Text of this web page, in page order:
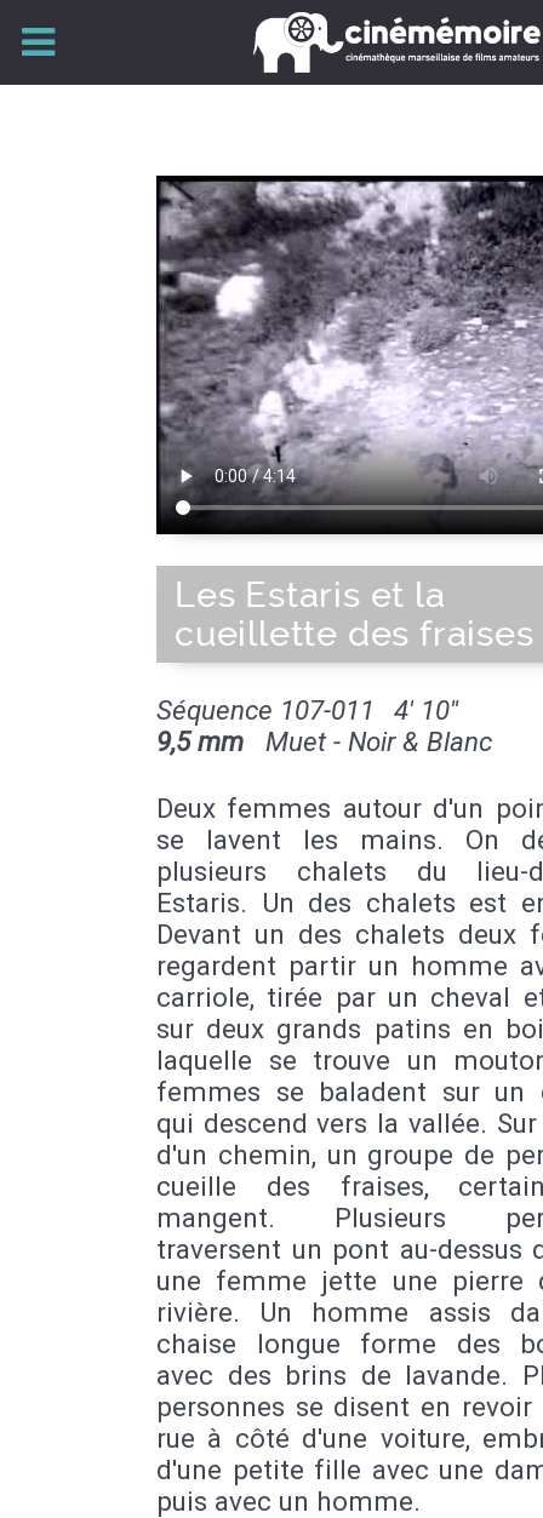
Les Estaris et la
cueillette des fraises
Séquence 107-011
4' 10''
9,5 mm Muet - Noir & Blanc
Deux femmes autour d'un
se lavent les mains. On
plusieurs chalets du lieu-
Estaris. Un des chalets est
Devant un des chalets deux
regardent partir un homme
carriole, tirée par un cheval
sur deux grands patins en
laquelle se trouve un
femmes se baladent sur un
qui descend vers la vallée.
d'un chemin, un groupe de
cueille des fraises,
mangent. Plusieurs
traversent un pont au-dessus
une femme jette une pierre
rivière. Un homme assis
chaise longue forme des
avec des brins de lavande.
personnes se disent en revoir
rue à côté d'une voiture,
d'une petite fille avec une
puis avec un homme.